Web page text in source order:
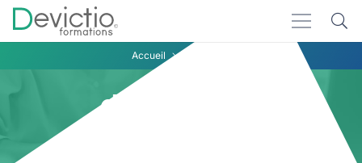
Accueil
domotique